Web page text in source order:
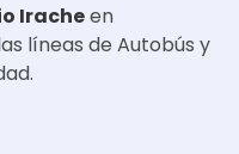
Iracheen
líneas de Autobús y